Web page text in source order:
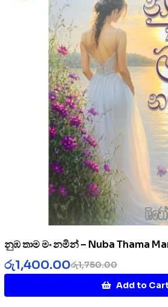
නුඹ තාම මං නමින් – Nuba Thama
රු1,750.00
රු1,400.00
Add to